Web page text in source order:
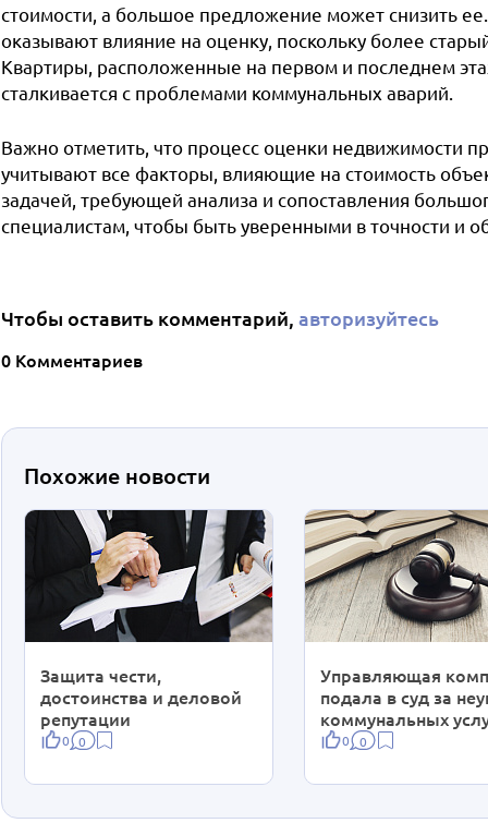
стоимости, а большое предложение может снизить
оказывают влияние на оценку, поскольку более
Квартиры, расположенные на первом и последнем
сталкивается с проблемами коммунальных аварий.
Важно отметить, что процесс оценки недвижимости
учитывают все факторы, влияющие на стоимость
задачей, требующей анализа и сопоставления
специалистам, чтобы быть уверенными в точности и
Чтобы оставить комментарий, авторизуйтесь
0 Комментариев
Похожие новости
Защита чести,
достоинства и деловой
репутации
0 0
Управляющая
подала в суд за
коммунальных
0 0